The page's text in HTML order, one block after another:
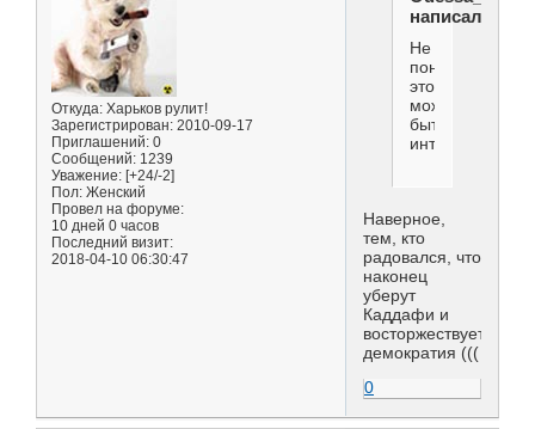
Откуда: Харьков рулит!
Зарегистрирован: 2010-09-17
Приглашений: 0
Сообщений: 1239
Уважение: [+24/-2]
Пол: Женский
Провел на форуме:
10 дней 0 часов
Последний визит:
2018-04-10 06:30:47
написал(а):
Не
понимаю,кому
это
может
быть
интересно?
Наверное,
тем, кто
радовался, что
наконец
уберут
Каддафи и
восторжествует
демократия (((
0